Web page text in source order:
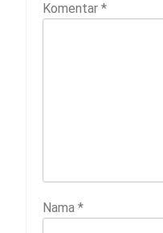
Komentar *
Nama *